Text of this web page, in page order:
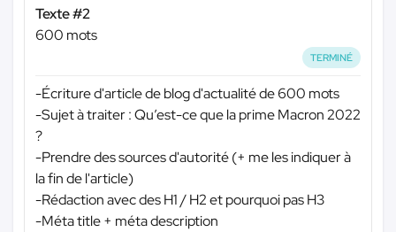
Texte #2
600 mots
TERMINÉ
-Écriture d'article de blog d'actualité de 600 mots
-Sujet à traiter : Qu’est-ce que la prime Macron 2022
?
-Prendre des sources d'autorité (+ me les indiquer à
la fin de l'article)
-Rédaction avec des H1 / H2 et pourquoi pas H3
-Méta title + méta description